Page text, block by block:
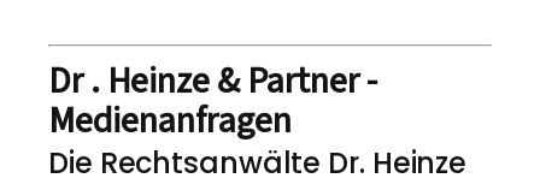
Dr . Heinze & Partner -
Medienanfragen
Die Rechtsanwälte Dr. Heinze